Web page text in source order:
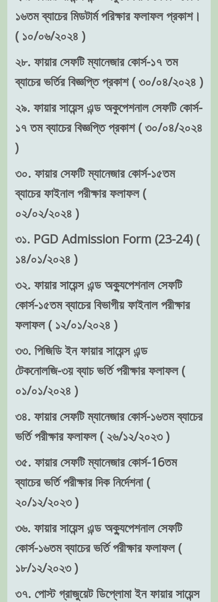
১৬তম ব্যাচের মিডটার্ম পরিক্ষার ফলাফল প্রকাশ।
( ১০/০৬/২০২৪ )
২৮. ফায়ার সেফটি ম্যানেজার কোর্স-১৭ তম
ব্যাচের ভর্তির বিজ্ঞপ্তি প্রকাশ ( ৩০/০৪/২০২৪ )
২৯. ফায়ার সায়েন্স এন্ড অকুপেশনাল সেফটি কোর্স-
১৭ তম ব্যাচের বিজ্ঞপ্তি প্রকাশ ( ৩০/০৪/২০২৪
)
৩০. ফায়ার সেফটি ম্যানেজার কোর্স-১৫তম
ব্যাচের ফাইনাল পরীক্ষার ফলাফল (
০২/০২/২০২৪ )
৩১. PGD Admission Form (23-24) (
১৪/০১/২০২৪ )
৩২. ফায়ার সায়েন্স এন্ড অক্যুপেশনাল সেফটি
কোর্স-১৫তম ব্যাচের বিভাগীয় ফাইনাল পরীক্ষার
ফলাফল ( ১২/০১/২০২৪ )
৩৩. পিজিডি ইন ফায়ার সায়েন্স এন্ড
টেকনোলজি-৩য় ব্যাচ ভর্তি পরীক্ষার ফলাফল (
০১/০১/২০২৪ )
৩৪. ফায়ার সেফটি ম্যানেজার কোর্স-১৬তম ব্যাচের
ভর্তি পরীক্ষার ফলাফল ( ২৬/১২/২০২৩ )
৩৫. ফায়ার সেফটি ম্যানেজার কোর্স-16তম
ব্যাচের ভর্তি পরীক্ষার দিক নির্দেশনা (
২০/১২/২০২৩ )
৩৬. ফায়ার সায়েন্স এন্ড অক্যুপেশনাল সেফটি
কোর্স-১৬তম ব্যাচের ভর্তি পরীক্ষার ফলাফল (
১৮/১২/২০২৩ )
৩৭. পোস্ট গ্রাজুয়েট ডিপ্লোমা ইন ফায়ার সায়েন্স